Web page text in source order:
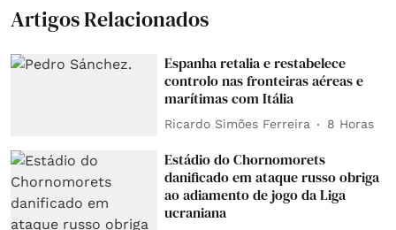
Artigos Relacionados
Espanha retalia e restabelece
controlo nas fronteiras aéreas e
marítimas com Itália
Ricardo Simões Ferreira 8 Horas
Estádio do Chornomorets
danificado em ataque russo obriga
ao adiamento de jogo da Liga
ucraniana